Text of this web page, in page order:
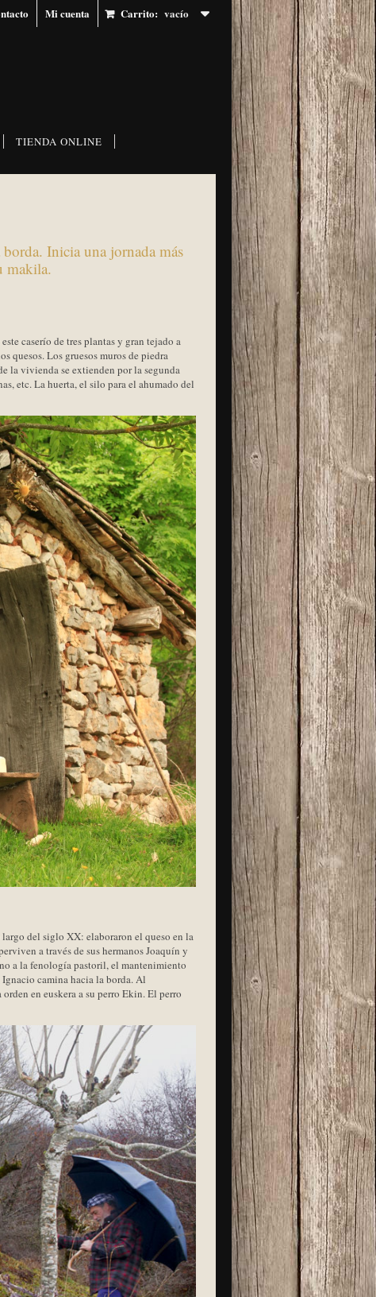
Carrito: vacío
Mi cuenta
TIENDA ONLINE
Inicia una jornada más
makila.
caserío de tres plantas y gran tejado a
quesos. Los gruesos muros de piedra
la vivienda se extienden por la segunda
etc. La huerta, el silo para el ahumado del
del siglo XX: elaboraron el queso en la
a través de sus hermanos Joaquín y
a la fenología pastoril, el mantenimiento
Ignacio camina hacia la borda. Al
en euskera a su perro Ekin. El perro